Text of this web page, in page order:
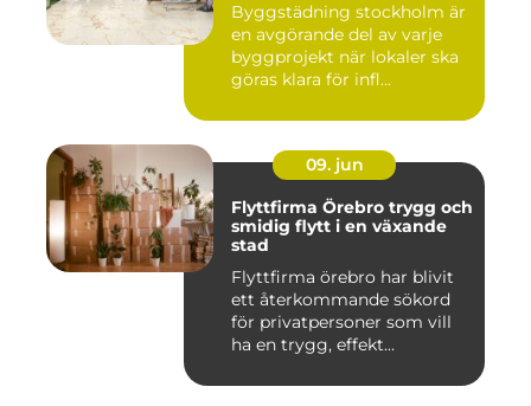
Byggstädning stockholm är
en avgörande del av varje
byggprojekt när lokaler ska
göras klara för infl...
09. jun
Flyttfirma Örebro trygg och
smidig flytt i en växande
stad
Flyttfirma örebro har blivit
ett återkommande sökord
för privatpersoner som vill
ha en trygg, effekt...